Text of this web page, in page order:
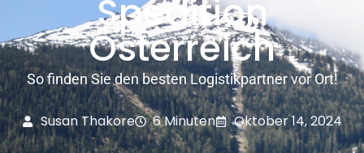
Spedition
Österreich
So finden Sie den besten Logistikpartner vor Ort!
Susan Thakore 6 Minuten Oktober 14, 2024